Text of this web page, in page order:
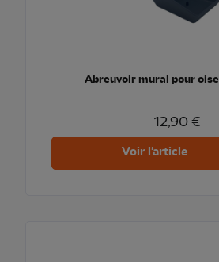
Abreuvoir mural pour
12,90 €
Voir l'article